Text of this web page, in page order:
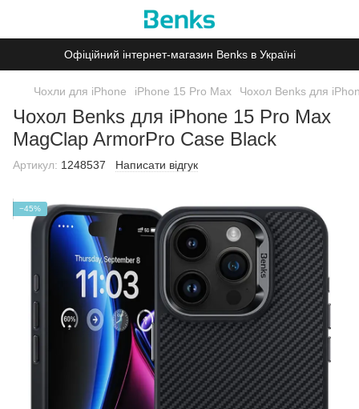
Офіційний інтернет-магазин Benks в Україні
Чохли для iPhone iPhone 15 Pro Max Чохол Benks для
Чохол Benks для iPhone 15 Pro Max
MagClap ArmorPro Case Black
Артикул: 1248537 Написати відгук
−45%